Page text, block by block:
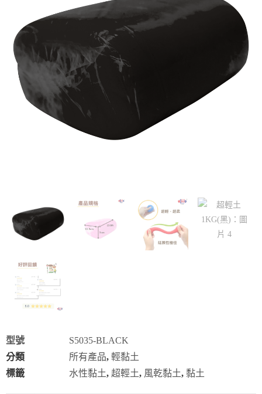
型號
S5035-BLACK
分類
所有產品, 輕黏土
標籤
水性黏土, 超輕土, 風乾黏土, 黏土